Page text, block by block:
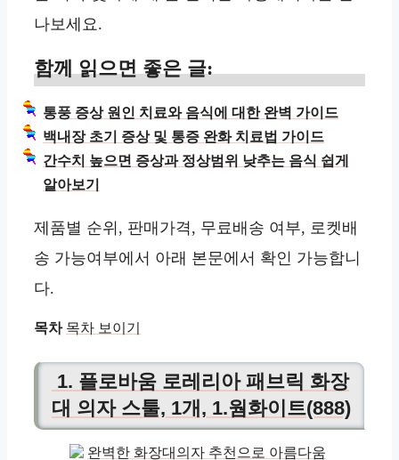
나보세요.
함께 읽으면 좋은 글:
통풍 증상 원인 치료와 음식에 대한 완벽 가이드
백내장 초기 증상 및 통증 완화 치료법 가이드
간수치 높으면 증상과 정상범위 낮추는 음식 쉽게
알아보기
제품별 순위, 판매가격, 무료배송 여부, 로켓배
송 가능여부에서 아래 본문에서 확인 가능합니
다.
목차 목차 보이기
1. 플로바움 로레리아 패브릭 화장
대 의자 스툴, 1개, 1.웜화이트(888)